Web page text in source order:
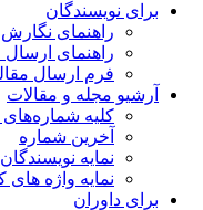
برای نویسندگان
راهنمای نگارش
راهنمای ارسال
فرم ارسال مقاله
آرشیو مجله و مقالات
کلیه شماره‌های
آخرین شماره
نمایه نویسندگان
نمایه واژه های
برای داوران